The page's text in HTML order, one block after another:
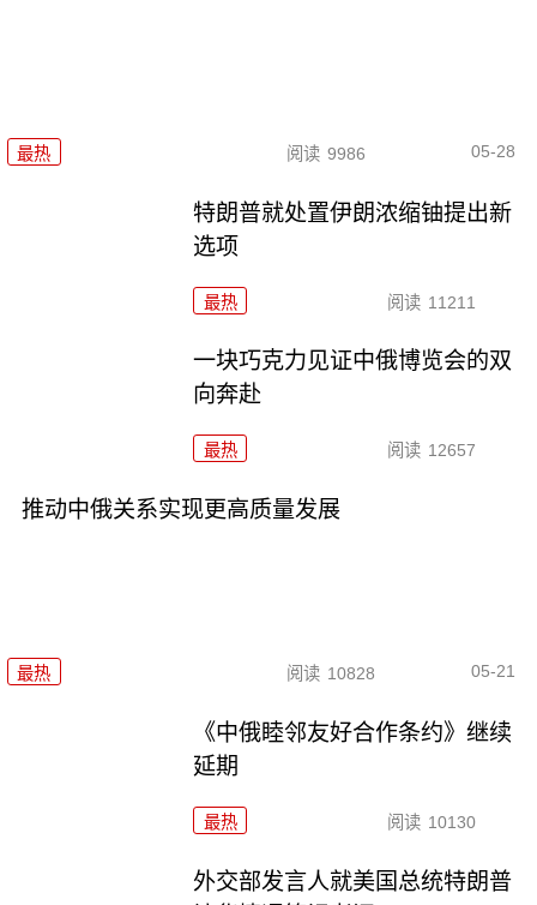
最热 阅读 9986 05-28
特朗普就处置伊朗浓缩铀提出新
选项
最热 阅读 11211
一块巧克力见证中俄博览会的双
向奔赴
最热 阅读 12657
推动中俄关系实现更高质量发展
最热 阅读 10828 05-21
《中俄睦邻友好合作条约》继续
延期
最热 阅读 10130
外交部发言人就美国总统特朗普